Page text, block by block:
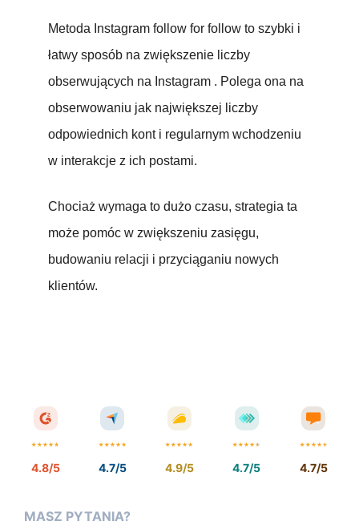
Metoda Instagram follow for follow to szybki i
łatwy sposób na zwiększenie liczby
obserwujących na Instagram . Polega ona na
obserwowaniu jak największej liczby
odpowiednich kont i regularnym wchodzeniu
w interakcje z ich postami.
Chociaż wymaga to dużo czasu, strategia ta
może pomóc w zwiększeniu zasięgu,
budowaniu relacji i przyciąganiu nowych
klientów.
4.8/5 4.7/5 4.9/5 4.7/5 4.7/5
MASZ PYTANIA?